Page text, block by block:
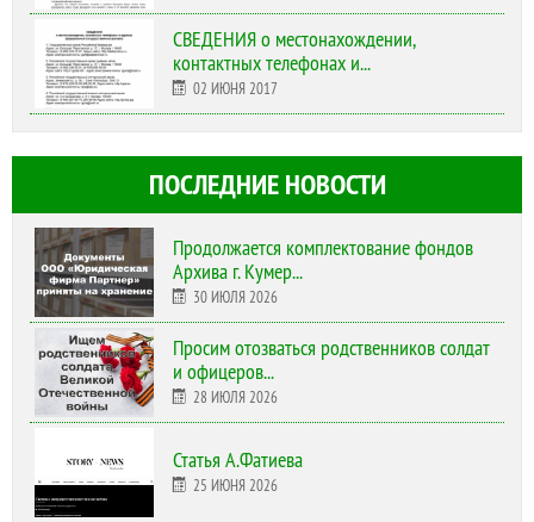
СВЕДЕНИЯ о местонахождении,
контактных телефонах и...
02 ИЮНЯ 2017
ПОСЛЕДНИЕ НОВОСТИ
Продолжается комплектование фондов
Архива г. Кумер...
30 ИЮЛЯ 2026
Просим отозваться родственников солдат
и офицеров...
28 ИЮЛЯ 2026
Статья А.Фатиева
25 ИЮНЯ 2026